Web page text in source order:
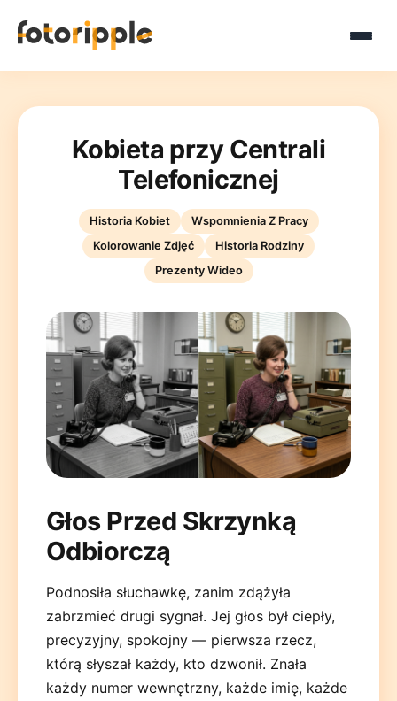
DeutschEnglish
Nederlands Polski Português 한국어 日本語
Kobieta przy Centrali
Telefonicznej
Historia Kobiet
Wspomnienia Z Pracy
Kolorowanie Zdjęć
Historia Rodziny
Prezenty Wideo
Głos Przed Skrzynką
Odbiorczą
Podnosiła słuchawkę, zanim zdążyła
zabrzmieć drugi sygnał. Jej głos był ciepły,
precyzyjny, spokojny — pierwsza rzecz,
którą słyszał każdy, kto dzwonił. Znała
każdy numer wewnętrzny, każde imię, każde